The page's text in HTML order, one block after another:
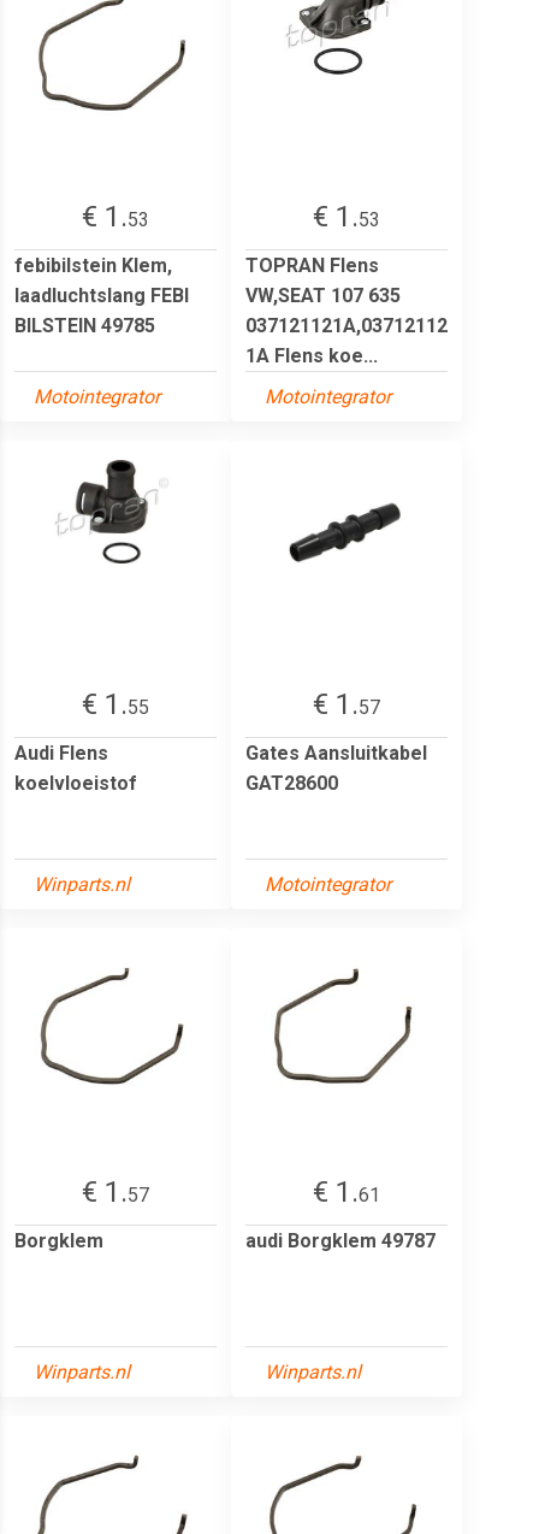
€ 1.53
febibilstein Klem,
laadluchtslang FEBI
BILSTEIN 49785
Motointegrator
€ 1.53
TOPRAN Flens
VW,SEAT 107 635
037121121A,03712112
1A Flens koe...
Motointegrator
€ 1.55
Audi Flens
koelvloeistof
Winparts.nl
€ 1.57
Gates Aansluitkabel
GAT28600
Motointegrator
€ 1.57
Borgklem
Winparts.nl
€ 1.61
audi Borgklem 49787
Winparts.nl